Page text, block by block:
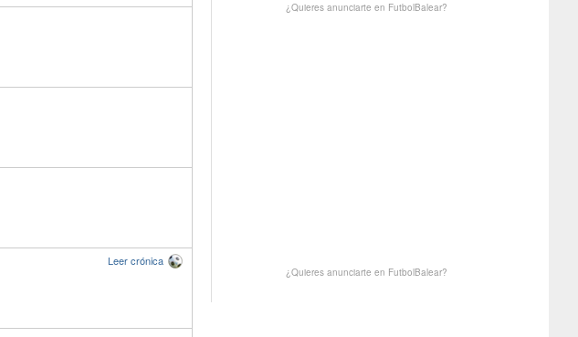
Leer crónica
¿Quieres anunciarte en FutbolBalear?
¿Quieres anunciarte en FutbolBalear?